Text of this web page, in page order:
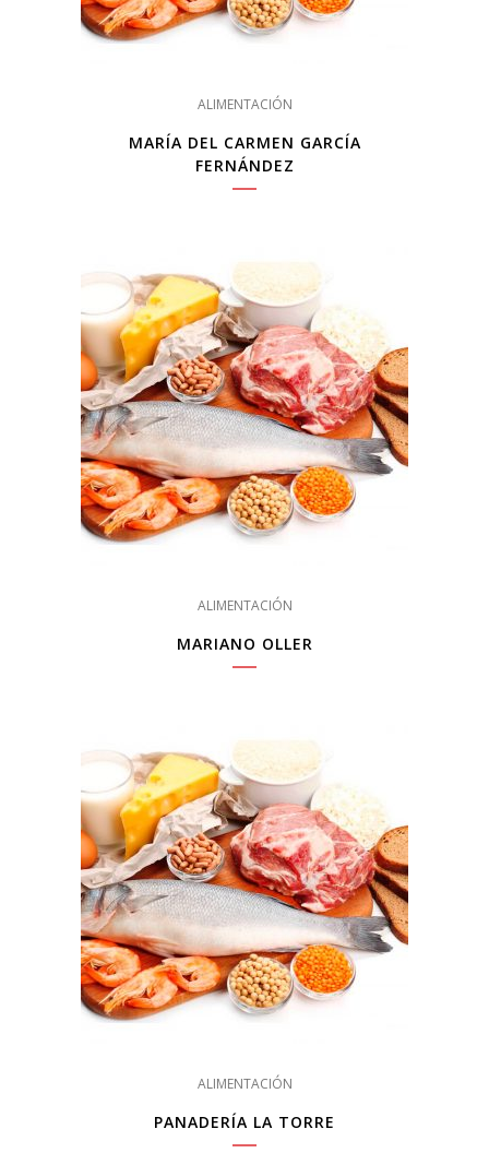
ALIMENTACIÓN
MARÍA DEL CARMEN GARCÍA
FERNÁNDEZ
ALIMENTACIÓN
MARIANO OLLER
ALIMENTACIÓN
PANADERÍA LA TORRE